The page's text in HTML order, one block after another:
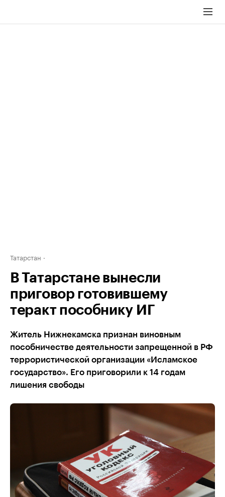
Татарстан
В Татарстане вынесли
приговор готовившему
теракт пособнику ИГ
Житель Нижнекамска признан виновным
пособничестве деятельности запрещенной в РФ
террористической организации «Исламское
государство». Его приговорили к 14 годам
лишения свободы